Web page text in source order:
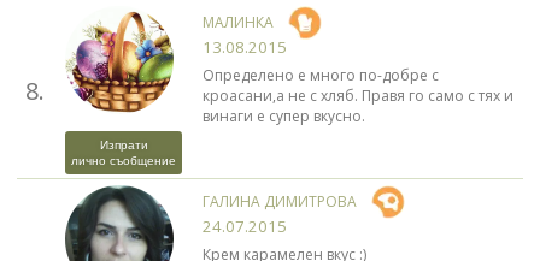
8.
Изпрати
лично съобщение
МАЛИНКА
13.08.2015
Определено е много по-добре с
кроасани,а не с хляб. Правя го само с тях и
винаги е супер вкусно.
ГАЛИНА ДИМИТРОВА
24.07.2015
Крем карамелен вкус :)